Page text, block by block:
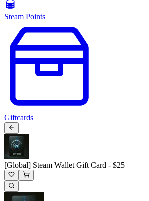
Steam Points
Giftcards
[Global] Steam Wallet Gift Card - $25